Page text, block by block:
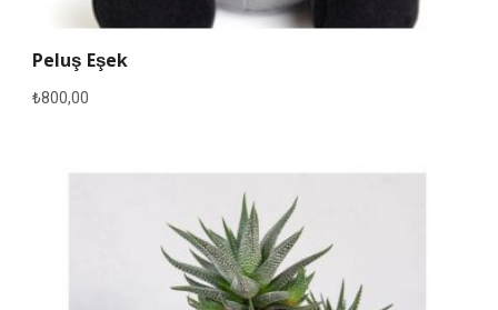
Peluş Eşek
₺800,00